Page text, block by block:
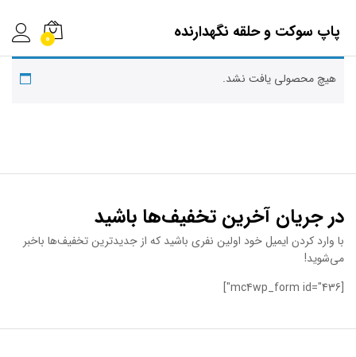
پاپ سوکت و حلقه نگهدارنده 0
هیچ محصولی یافت نشد.
در جریان آخرین تخفیف‌ها باشید
با وارد کردن ایمیل خود اولین نفری باشید که از جدیدترین تخفیف‌ها باخبر
می‌شوید!
[mc4wp_form id="436"]